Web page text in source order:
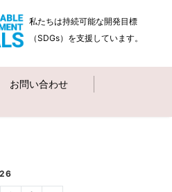
お問い合わせ
私たちは持続可能な開発目標
（SDGs）を支援しています。